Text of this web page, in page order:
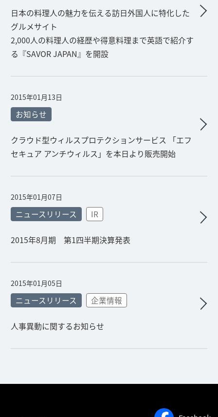
日本の料理人の魅力を伝える訪日外国人に特化した
グルメサイト
2,000人の料理人の経歴や得意料理まで英語で紹介す
る『SAVOR JAPAN』を開設
2015年01月13日
お知らせ
クラウド型ウィルスプロテクションサービス 「エフ
セキュア アンチウィルス」を本日より販売開始
2015年01月07日
ニュースリリース IR
2015年8月期 第1四半期決算発表
2015年01月05日
ニュースリリース 企業情報
人事異動に関するお知らせ